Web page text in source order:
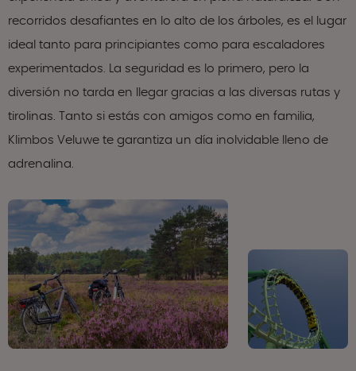
recorridos desafiantes en lo alto de los árboles, es el lugar
ideal tanto para principiantes como para escaladores
experimentados. La seguridad es lo primero, pero la
diversión no tarda en llegar gracias a las diversas rutas y
tirolinas. Tanto si estás con amigos como en familia,
Klimbos Veluwe te garantiza un día inolvidable lleno de
adrenalina.